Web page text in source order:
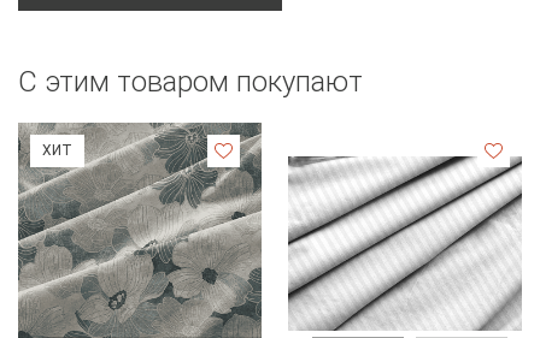
С этим товаром покупают
ХИТ